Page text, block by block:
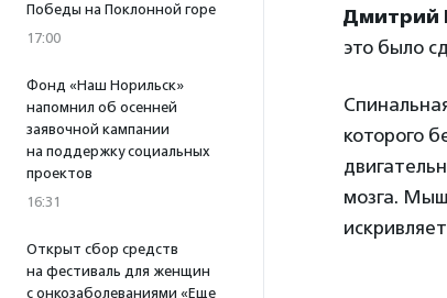
Победы на Поклонной горе
17:00
Фонд «Наш Норильск»
напомнил об осенней
заявочной кампании
на поддержку социальных
проектов
16:31
Открыт сбор средств
на фестиваль для женщин
с онкозаболеваниями «Еще
Дмитрий
это было
которого
мозга.